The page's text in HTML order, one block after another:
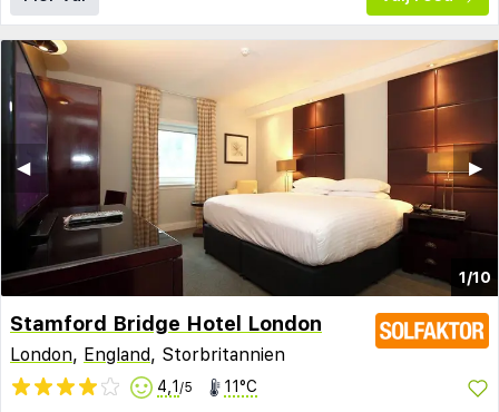
1/10
▶︎
◀︎
Stamford Bridge Hotel London
London, England, Storbritannien
4,1 /5 11°C